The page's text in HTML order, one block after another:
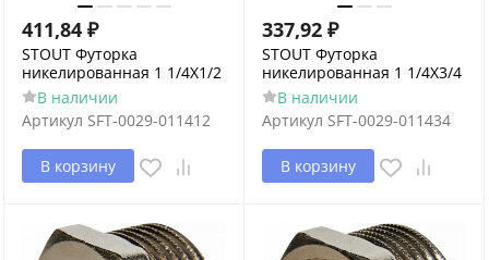
411,84 ₽
STOUT Футорка
никелированная 1 1/4X1/2
В наличии
Артикул SFT-0029-011412
В корзину
337,92 ₽
STOUT Футорка
никелированная 1 1/4X3/4
В наличии
Артикул SFT-0029-011434
В корзину